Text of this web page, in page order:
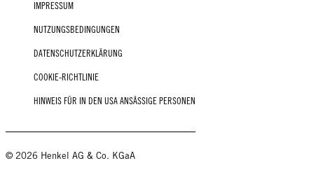
IMPRESSUM
NUTZUNGSBEDINGUNGEN
DATENSCHUTZERKLÄRUNG
COOKIE-RICHTLINIE
HINWEIS FÜR IN DEN USA ANSÄSSIGE PERSONEN
© 2026 Henkel AG & Co. KGaA